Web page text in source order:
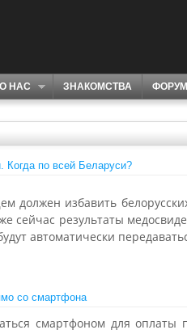
О НАС ЗНАКОМСТВА ФОРУМ
Когда по всей Беларуси?
должен избавить
результаты
автоматически
со смартфона
смартфоном для